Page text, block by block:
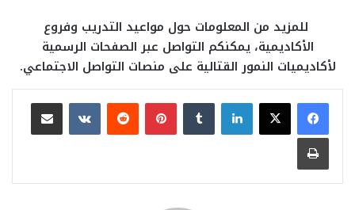
للمزيد من المعلومات حول مواعيد التدريب وفروع
الأكاديمية، يمكنكم التواصل عبر الصفحات الرسمية
لأكاديميات النمور القتالية على منصات التواصل الاجتماعي.
لينكدإن بينتيريست
مشاركة عبر البريد
طباعة